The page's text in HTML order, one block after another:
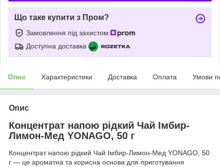
Що таке купити з Пром?
Замовлення під захистом
Доступна доставка
Опис Характеристики Доставка Оплата Умови
Опис
Концентрат напою рідкий Чай Імбир-
Лимон-Мед YONAGO, 50 г
Концентрат напою рідкий Чай Імбир-Лимон-Мед YONAGO, 50
г — це ароматна та корисна основа для приготування